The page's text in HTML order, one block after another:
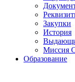
Закупки
История
Миссия
Образование